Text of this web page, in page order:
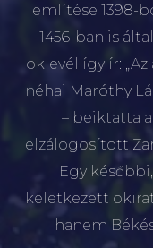
említése 1398-
1456-ban is
oklevél így ír:
néhai Maróthy
– beiktatta
elzálogosított
Egy
keletkezett
hanem